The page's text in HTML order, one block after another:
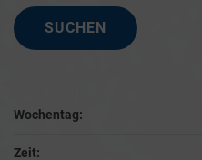
Wochentag:
Zeit: